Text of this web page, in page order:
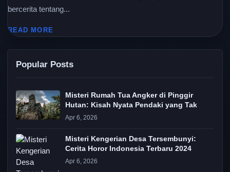
bercerita tentang...
READ MORE
Popular Posts
Misteri Rumah Tua Angker di Pinggir
Hutan: Kisah Nyata Pendaki yang Tak
Apr 6, 2026
Misteri Kengerian Desa Tersembunyi:
Cerita Horor Indonesia Terbaru 2024
Apr 6, 2026